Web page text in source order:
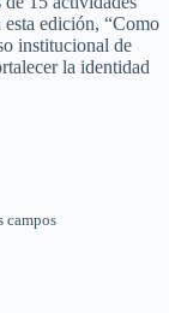
edición, “Como
institucional de
la identidad
campos